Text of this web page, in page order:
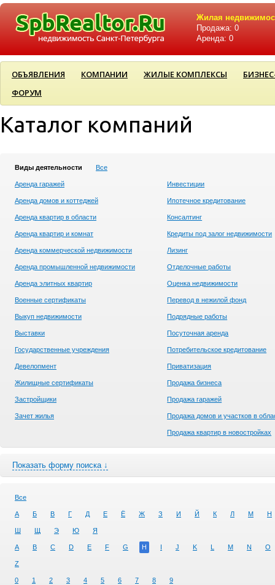
Жилая
Продажа: 0
Аренда: 0
ОБЪЯВЛЕНИЯ КОМПАНИИ ЖИЛЫЕ КОМПЛЕКСЫ
ФОРУМ
Каталог компаний
Виды деятельности Все
Аренда гаражей
Аренда домов и коттеджей
Аренда квартир в области
Аренда квартир и комнат
Аренда коммерческой недвижимости
Аренда промышленной недвижимости
Аренда элитных квартир
Военные сертификаты
Выкуп недвижимости
Выставки
Государственные учреждения
Девелопмент
Жилищные сертификаты
Застройщики
Зачет жилья
Инвестиции
Ипотечное кредитование
Консалтинг
Кредиты под залог недвижимости
Лизинг
Отделочные работы
Оценка недвижимости
Перевод в нежилой фонд
Подрядные работы
Посуточная аренда
Потребительское кредитование
Приватизация
Продажа бизнеса
Продажа гаражей
Продажа домов и участков в
Продажа квартир в новостройках
Показать форму поиска ↓
Все
А Б В Г Д Е Ё Ж З И Й К Л М Н
Ш Щ Э Ю Я
A B C D E F G H I J K L M N O
Z
0 1 2 3 4 5 6 7 8 9